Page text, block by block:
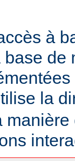
à
base de
la